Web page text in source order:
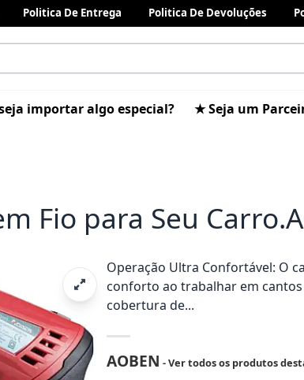
Politica De Entrega Politica De Devoluções
importar algo especial? ★ Seja um
Fio para Seu
Operação Ultra Confortável: O
conforto ao trabalhar em
cobertura de...
AOBEN - Ver todos os produtos